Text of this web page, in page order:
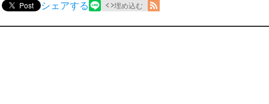
Post シェアする 埋め込む